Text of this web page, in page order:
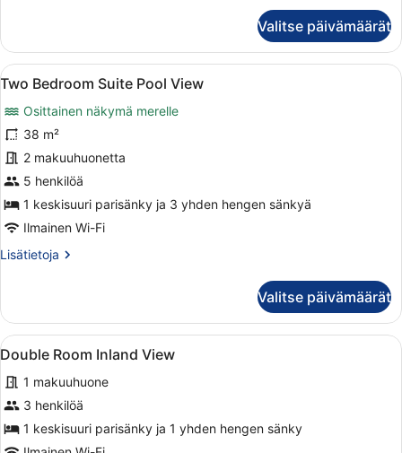
Suite
Limited
Sea
Valitse päivämäärät
Avaa
kaikki
huonetyypin
Two
Bedroom
Suite
Pool
View
kuvat
Siististi pedattu sänky, jossa on
7
Two Bedroom Suite Pool View
Osittainen näkymä merelle
38 m²
2 makuuhuonetta
5 henkilöä
1 keskisuuri parisänky ja 3 yhden hengen sänkyä
Ilmainen Wi-Fi
Lisätietoja
Lisätietoja
Suite
Pool
View
Valitse päivämäärät
Avaa
kaikki
huonetyypin
Double
Room
Inland
Moderni hotellihuone, jossa on
4
Double Room Inland View
1 makuuhuone
3 henkilöä
1 keskisuuri parisänky ja 1 yhden hengen sänky